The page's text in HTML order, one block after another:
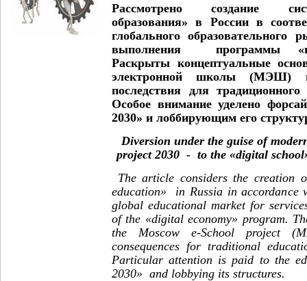
Рассмотрено создание
образования» в России в
глобального
выполнения программы
Раскрыты концептуальные
электронной школы (МЭШ)
последствия для
Особое внимание уделено
2030» и лоббирующим его
Diversion under the guise of
project 2030 - to the «digital
The article considers the creation
education» in Russia in accordance
global educational market for
of the «digital economy» program.
the Moscow e-School project
consequences for traditional
Particular attention is paid to the
2030» and lobbying its structures.